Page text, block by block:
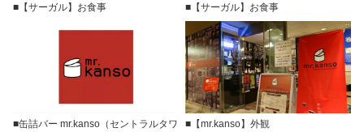
■【サーガル】お食事 ■【サーガル】お食事
■缶詰バー mr.kanso（セントラルタワ
■【mr.kanso】外観